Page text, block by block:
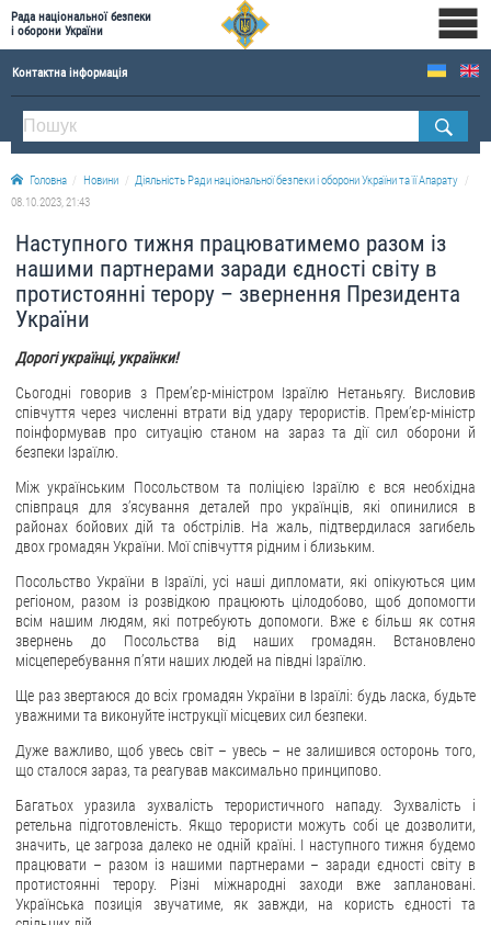
Рада національної безпеки
і оборони України
Контактна інформація
ПРО РНБОУ
Склад Ради національної безпеки і оборони України
Апарат Ради національної безпеки і оборони України
Історична довідка про діяльність Ради національної безпеки і оборони України
ОФІЦІЙНІ ДОКУМЕНТИ
Новини
Drone Deals
Фотогалерея
Відеогалерея
ЗВЕРНЕННЯ ГРОМАДЯН
Звернення громадян
Електронне звернення
ДОСТУП ДО ПУБЛІЧНОЇ ІНФОРМАЦІЇ
Організація доступу до публічної інформації
Запит на отримання публічної інформації
Облік публічної інформації
Публічні закупівлі
Внутрішній аудит
ДЕРЖАВНИЙ РЕЄСТР САНКЦІЙ
Головна Новини
Діяльність Ради національної безпеки і оборони України та її Апарату
08.10.2023, 21:43
Наступного тижня працюватимемо разом із
нашими партнерами заради єдності світу в
протистоянні терору – звернення Президента
України
Дорогі українці, українки!
Сьогодні говорив з Прем’єр-міністром Ізраїлю Нетаньягу. Висловив
співчуття через численні втрати від удару терористів. Прем’єр-міністр
поінформував про ситуацію станом на зараз та дії сил оборони й
безпеки Ізраїлю.
Між українським Посольством та поліцією Ізраїлю є вся необхідна
співпраця для з’ясування деталей про українців, які опинилися в
районах бойових дій та обстрілів. На жаль, підтвердилася загибель
двох громадян України. Мої співчуття рідним і близьким.
Посольство України в Ізраїлі, усі наші дипломати, які опікуються цим
регіоном, разом із розвідкою працюють цілодобово, щоб допомогти
всім нашим людям, які потребують допомоги. Вже є більш як сотня
звернень до Посольства від наших громадян. Встановлено
місцеперебування п’яти наших людей на півдні Ізраїлю.
Ще раз звертаюся до всіх громадян України в Ізраїлі: будь ласка, будьте
уважними та виконуйте інструкції місцевих сил безпеки.
Дуже важливо, щоб увесь світ – увесь – не залишився осторонь того,
що сталося зараз, та реагував максимально принципово.
Багатьох уразила зухвалість терористичного нападу. Зухвалість і
ретельна підготовленість. Якщо терористи можуть собі це дозволити,
значить, це загроза далеко не одній країні. І наступного тижня будемо
працювати – разом із нашими партнерами – заради єдності світу в
протистоянні терору. Різні міжнародні заходи вже заплановані.
Українська позиція звучатиме, як завжди, на користь єдності та